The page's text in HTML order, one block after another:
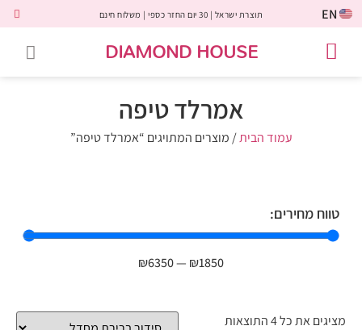
EN תוצרת ישראל | 30 יום החזר כספי | משלוח חינם
DIAMOND HOUSE
אמרלד טיפה
עמוד הבית/ מוצרים המתויגים “אמרלד טיפה”
טווח מחירים:
₪1850
—
₪6350
מציגים את כל ⁦4⁩ התוצאות